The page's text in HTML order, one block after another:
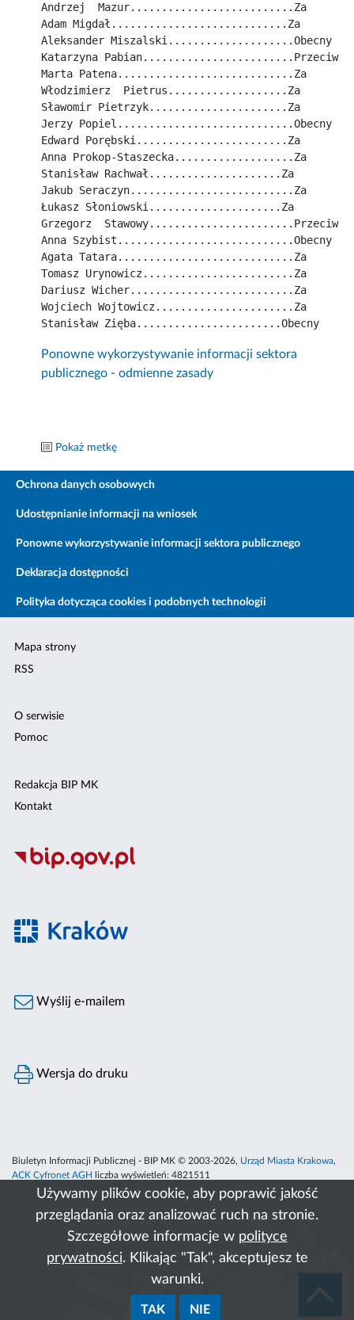
Używamy plików cookie, aby poprawić jakość
przeglądania oraz analizować ruch na stronie.
Szczegółowe informacje w polityce
prywatności. Klikając "Tak", akceptujesz te
warunki.
TAK NIE
Andrzej  Mazur..........................Za
Adam Migdał............................Za
Aleksander Miszalski....................Obecny
Katarzyna Pabian........................Przeciw
Marta Patena............................Za
Włodzimierz  Pietrus...................Za
Sławomir Pietrzyk......................Za
Jerzy Popiel............................Obecny
Edward Porębski........................Za
Anna Prokop-Staszecka...................Za
Stanisław Rachwał.....................Za
Jakub Seraczyn..........................Za
Łukasz Słoniowski.....................Za
Grzegorz  Stawowy.......................Przeciw
Anna Szybist............................Obecny
Agata Tatara............................Za
Tomasz Urynowicz........................Za
Dariusz Wicher..........................Za
Wojciech Wojtowicz......................Za
Stanisław Zięba.......................Obecny
Ponowne wykorzystywanie informacji sektora
publicznego - odmienne zasady
Pokaż metkę
Ochrona danych osobowych
Udostępnianie informacji na wniosek
Ponowne wykorzystywanie informacji sektora publicznego
Deklaracja dostępności
Polityka dotycząca cookies i podobnych technologii
Mapa strony
RSS
O serwisie
Pomoc
Redakcja BIP MK
Kontakt
Wyślij e-mailem
Wersja do druku
Biuletyn Informacji Publicznej - BIP MK © 2003-2026, Urząd Miasta Krakowa,
ACK Cyfronet AGH
liczba wyświetleń: 4821511